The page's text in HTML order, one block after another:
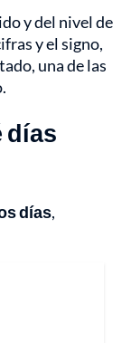
y del nivel de
y el signo,
una de las
días
días,